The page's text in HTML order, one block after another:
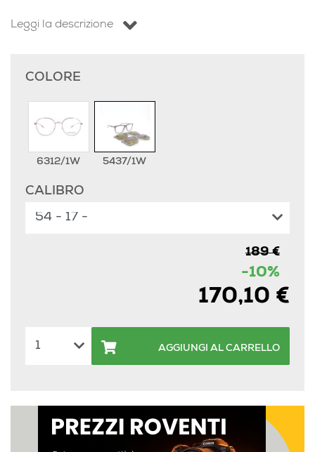
Leggi la descrizione
COLORE
6312/1W 5437/1W
CALIBRO
189 €
-10%
170,10 €
AGGIUNGI AL CARRELLO